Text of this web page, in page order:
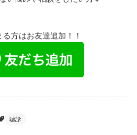
る方はお友達追加！！
聴診